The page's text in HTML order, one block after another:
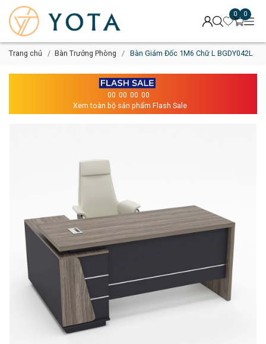
0 0
Trang chủ Bàn Trưởng Phòng Bàn Giám Đốc 1M6 Chữ L BGDY042L
00 00 00 00
Xem toàn bộ sản phẩm Flash Sale